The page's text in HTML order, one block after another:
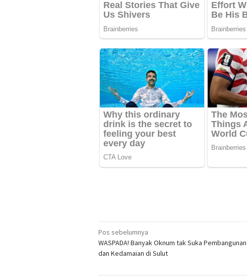
Navigasi
pos
Pos sebelumnya
WASPADA! Banyak Oknum tak Suka Pembangunan
dan Kedamaian di Sulut